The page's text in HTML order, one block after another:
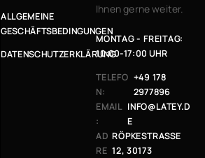
ALLGEMEINE
GESCHÄFTSBEDINGUNGEN
DATENSCHUTZERKLÄRUNG
Ihnen gerne weiter.
MONTAG - FREITAG:
10:00-17:00 UHR
TELEFO
N:
+49 178
2977896
EMAIL
:
INFO@LATEY.D
E
AD
RE
RÖPKESTRASSE 1
2, 30173 H